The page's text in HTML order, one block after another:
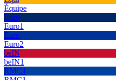
Équipe
Euro
Euro1
Euro
Euro2
beIN
beIN1
RMC1